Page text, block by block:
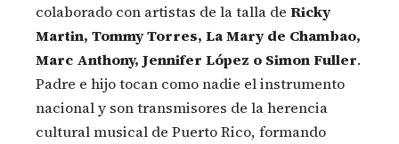
colaborado con artistas de la talla de Ricky
Martin, Tommy Torres, La Mary de Chambao,
Marc Anthony, Jennifer López o Simon Fuller.
Padre e hijo tocan como nadie el instrumento
nacional y son transmisores de la herencia
cultural musical de Puerto Rico, formando